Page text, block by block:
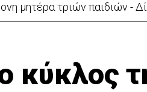
δύο τραμ -
κύκλος